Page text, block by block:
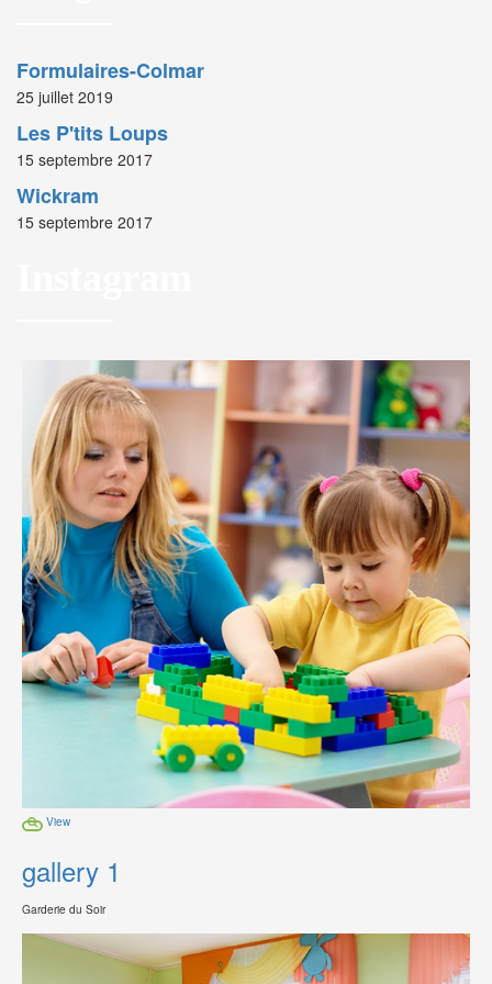
Formulaires-Colmar
25 juillet 2019
Les P'tits Loups
15 septembre 2017
Wickram
15 septembre 2017
View
gallery 1
Garderie du Soir